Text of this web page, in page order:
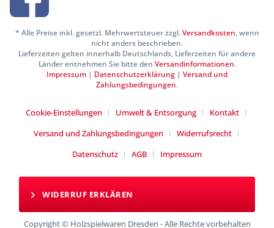
* Alle Preise inkl. gesetzl. Mehrwertsteuer zzgl.Versandkosten, wenn
nicht anders beschrieben.
Lieferzeiten gelten innerhalb Deutschlands, Lieferzeiten für andere
Länder entnehmen Sie bitte den Versandinformationen.
Impressum | Datenschutzerklärung | Versand und
Zahlungsbedingungen.
Cookie-Einstellungen Umwelt & Entsorgung
Kontakt
Versand und Zahlungsbedingungen
Widerrufsrecht
Datenschutz
AGB Impressum
WIDERRUF ERKLÄREN
Copyright © Holzspielwaren Dresden - Alle Rechte vorbehalten